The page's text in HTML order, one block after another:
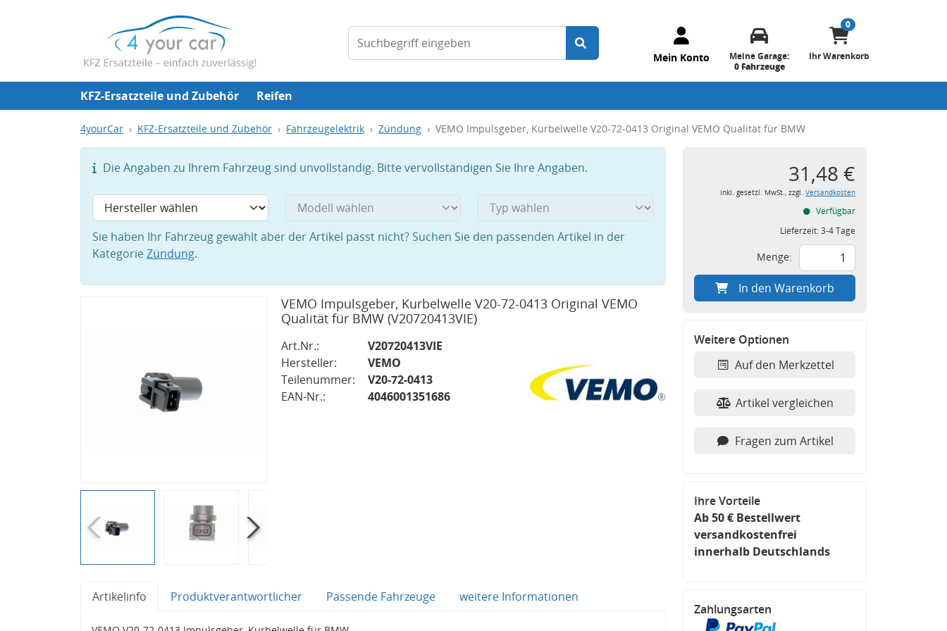
Mein Konto
Meine Garage:
0 Fahrzeuge
0
Ihr Warenkorb
KFZ-Ersatzteile und Zubehör Reifen
4yourCar KFZ-Ersatzteile und Zubehör Fahrzeugelektrik Zündung VEMO Impulsgeber, Kurbelwelle V20-72-0413 Original VEMO Qualität für BMW
Die Angaben zu Ihrem Fahrzeug sind unvollständig. Bitte vervollständigen Sie Ihre Angaben.
Sie haben Ihr Fahrzeug gewählt aber der Artikel passt nicht? Suchen Sie den passenden Artikel in der
KategorieZündung.
VEMO Impulsgeber, Kurbelwelle V20-72-0413 Original VEMO
Qualität für BMW (V20720413VIE)
Art.Nr.:
V20720413VIE
Hersteller:
VEMO
Teilenummer:
V20-72-0413
EAN-Nr.:
4046001351686
Artikelinfo Produktverantwortlicher Passende Fahrzeuge weitere Informationen
31,48 €
inkl. gesetzl. MwSt., zzgl. Versandkosten
Verfügbar
Lieferzeit:3-4 Tage
Menge:
In den Warenkorb
Weitere Optionen
Auf den Merkzettel
Artikel vergleichen
Fragen zum Artikel
Ihre Vorteile
Ab 50 € Bestellwert
versandkostenfrei
innerhalb Deutschlands
Zahlungsarten